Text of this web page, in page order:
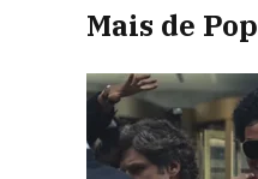
Mais de Pop